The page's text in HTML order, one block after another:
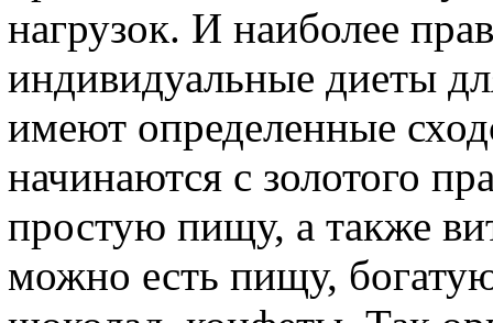
нагрузок. И наиболее
индивидуальные диеты
имеют определенные
начинаются с золотого
простую пищу, а также
можно есть пищу,